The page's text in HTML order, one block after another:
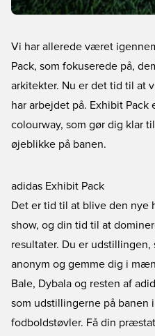
Vi har allerede været
Pack, som fokuserede på,
arkitekter. Nu er det tid til at
har arbejdet på. Exhibit Pack
colourway, som gør dig klar
øjeblikke på banen.
adidas Exhibit Pack
Det er tid til at blive den nye
show, og din tid til at
resultater. Du er
anonym og gemme dig i
Bale, Dybala og resten af
som udstillingerne på banen
fodboldstøvler. Få din